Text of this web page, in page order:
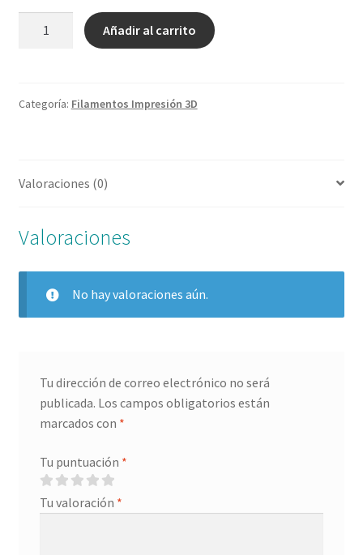
FILAMENTO
MUNDO
cantidad
Añadir al carrito
Categoría: Filamentos Impresión 3D
Valoraciones (0)
Valoraciones
No hay valoraciones aún.
Tu dirección de correo electrónico no será
publicada. Los campos obligatorios están
marcados con *
Tu puntuación *
Tu valoración *